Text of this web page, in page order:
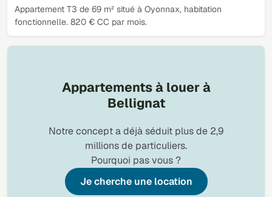
Appartement T3 de 69 m² situé à Oyonnax, habitation
fonctionnelle. 820 € CC par mois.
Appartements à louer à
Bellignat
Notre concept a déjà séduit plus de 2,9
millions de particuliers.
Pourquoi pas vous ?
Je cherche une location